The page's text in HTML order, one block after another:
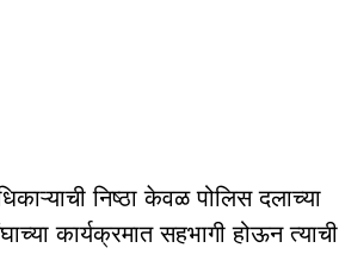
निष्ठा केवळ पोलिस दलाच्या
कार्यक्रमात सहभागी होऊन त्याची